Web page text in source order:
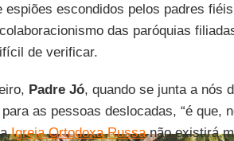
escondidos pelos padres
das paróquias
de verificar.
Padre Jó, quando se junta a nós
as pessoas deslocadas, “é que,
aIgreja Ortodoxa Russanão existirá